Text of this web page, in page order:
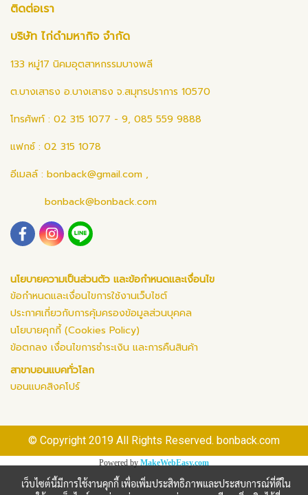
ติดต่อเรา
บริษัท ไก่ดำมหากิจ จำกัด
133 หมู่17 นิคมอุตสาหกรรมบางพลี
ต.บางเสาธง อ.บางเสาธง จ.สมุทรปราการ 10570
โทรศัพท์ : 02 315 1077 - 9, 085 559 9888
แฟกซ์ : 02 315 1078
อีเมลล์ : bonback@gmail.com ,
bonback@bonback.com
นโยบายความเป็นส่วนตัว และข้อกำหนดและเงื่อนไข
ข้อกำหนดและเงื่อนไขการใช้งานเว็บไซต์
ประกาศเกี่ยวกับการคุ้มครองข้อมูลส่วนบุคคล
นโยบายคุกกี้ (Cookies Policy)
ข้อตกลง เงื่อนไขการชำระเงิน และการคืนสินค้า
สาขาบอนแบคทั่วโลก
บอนแบคสิงคโปร์
© Copyright 2019 All Rights Reserved. bonback.com
Powered by MakeWebEasy.com
เว็บไซต์นี้มีการใช้งานคุกกี้ เพื่อเพิ่มประสิทธิภาพและประสบการณ์ที่ดีใน